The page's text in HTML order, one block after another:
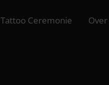
Tattoo Ceremonie